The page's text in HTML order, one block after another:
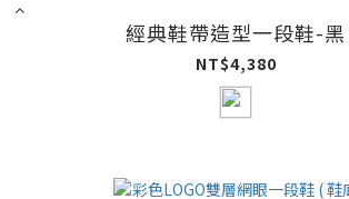
經典鞋帶造型一段鞋-黑
NT$4,380